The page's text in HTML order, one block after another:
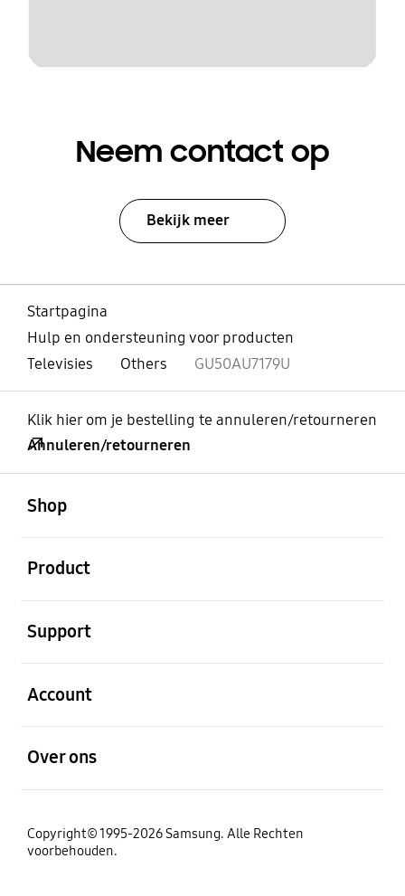
Neem contact op
Bekijk meer
Startpagina
Hulp en ondersteuning voor producten
Televisies
Others GU50AU7179U
Klik hier om je bestelling te annuleren/retourneren
Annuleren/retourneren
Shop
Product
Support
Account
Over ons
Copyright© 1995-2026 Samsung. Alle Rechten
voorbehouden.